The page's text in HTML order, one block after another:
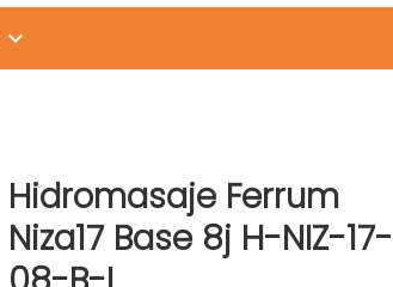
Hidromasaje Ferrum
Niza17 Base 8j H-NIZ-17-